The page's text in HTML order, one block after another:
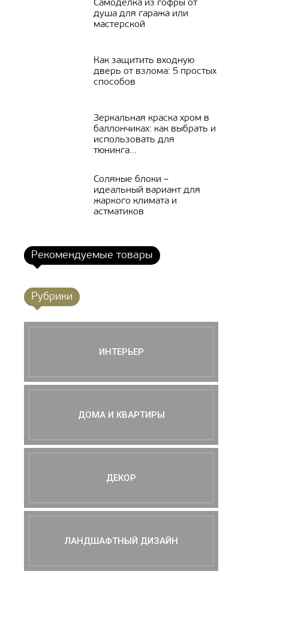
Самоделка из гофры от
душа для гаража или
мастерской
Как защитить входную
дверь от взлома: 5 простых
способов
Зеркальная краска хром в
баллончиках: как выбрать и
использовать для
тюнинга...
Соляные блоки –
идеальный вариант для
жаркого климата и
астматиков
Рекомендуемые товары
Рубрики
ИНТЕРЬЕР
ДОМА И КВАРТИРЫ
ДЕКОР
ЛАНДШАФТНЫЙ ДИЗАЙН